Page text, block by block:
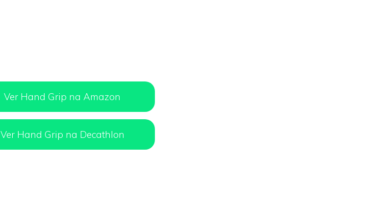
Ver Hand Grip na Amazon
Ver Hand Grip na Decathlon